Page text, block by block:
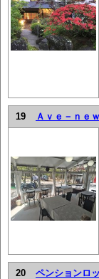
19 Ａｖｅ－ｎｅｗ
20 ペンションロ